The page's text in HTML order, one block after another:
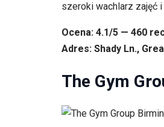
szeroki wachlarz zajęć
Ocena: 4.1/5 — 460
Adres: Shady Ln.,
The Gym